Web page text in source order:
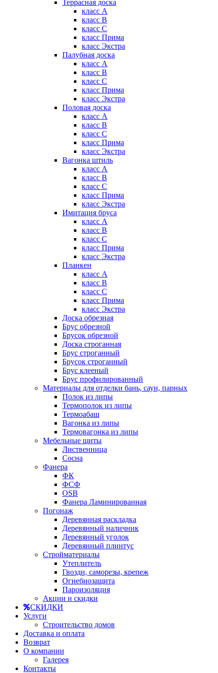
Террасная доска
класс А
класс B
класс C
класс Прима
класс Экстра
Палубная доска
класс А
класс B
класс C
класс Прима
класс Экстра
Половая доска
класс А
класс B
класс C
класс Прима
класс Экстра
Вагонка штиль
класс А
класс B
класс C
класс Прима
класс Экстра
Имитация бруса
класс А
класс B
класс C
класс Прима
класс Экстра
Планкен
класс А
класс B
класс C
класс Прима
класс Экстра
Доска обрезная
Брус обрезной
Брусок обрезной
Доска строганная
Брус строганный
Брусок строганный
Брус клееный
Брус профилированный
Материалы для отделки бань, саун, парных
Полок из липы
Термополок из липы
Термоабаш
Вагонка из липы
Термовагонка из липы
Мебельные щиты
Лиственница
Сосна
Фанера
ФК
ФСФ
OSB
Фанера Ламинированная
Погонаж
Деревянная раскладка
Деревянный наличник
Деревянный уголок
Деревянный плинтус
Стройматериалы
Утеплитель
Гвозди, саморезы, крепеж
Огнебиозащита
Пароизоляция
Акции и скидки
СКИДКИ
Услуги
Строительство домов
Доставка и оплата
Возврат
О компании
Галерея
Контакты